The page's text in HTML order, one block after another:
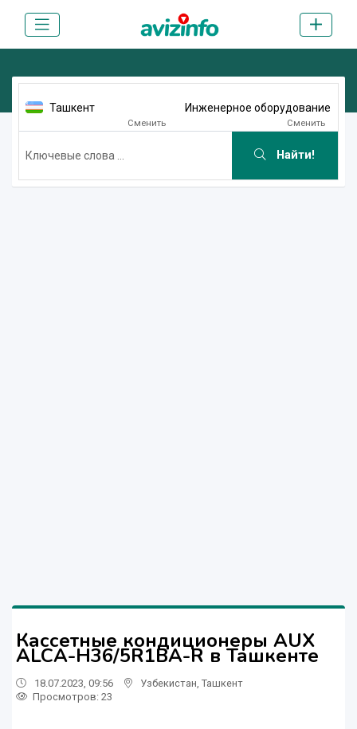
Ташкент
Сменить
Инженерное оборудование
Сменить
Найти!
Кассетные кондиционеры AUX
ALCA-H36/5R1BA-R в Ташкенте
18.07.2023, 09:56 Узбекистан Ташкент
Просмотров: 23